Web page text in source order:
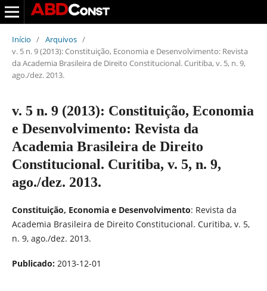
Início / Arquivos /
v. 5 n. 9 (2013): Constituição, Economia e Desenvolvimento: Revista
da Academia Brasileira de Direito Constitucional. Curitiba, v. 5, n. 9,
ago./dez. 2013.
v. 5 n. 9 (2013): Constituição, Economia
e Desenvolvimento: Revista da
Academia Brasileira de Direito
Constitucional. Curitiba, v. 5, n. 9,
ago./dez. 2013.
Constituição, Economia e Desenvolvimento: Revista da
Academia Brasileira de Direito Constitucional. Curitiba, v. 5,
n. 9, ago./dez. 2013.
Publicado: 2013-12-01